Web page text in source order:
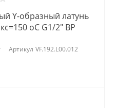
Y-образный латунь
oC G1/2" ВР
Артикул VF.192.L00.012